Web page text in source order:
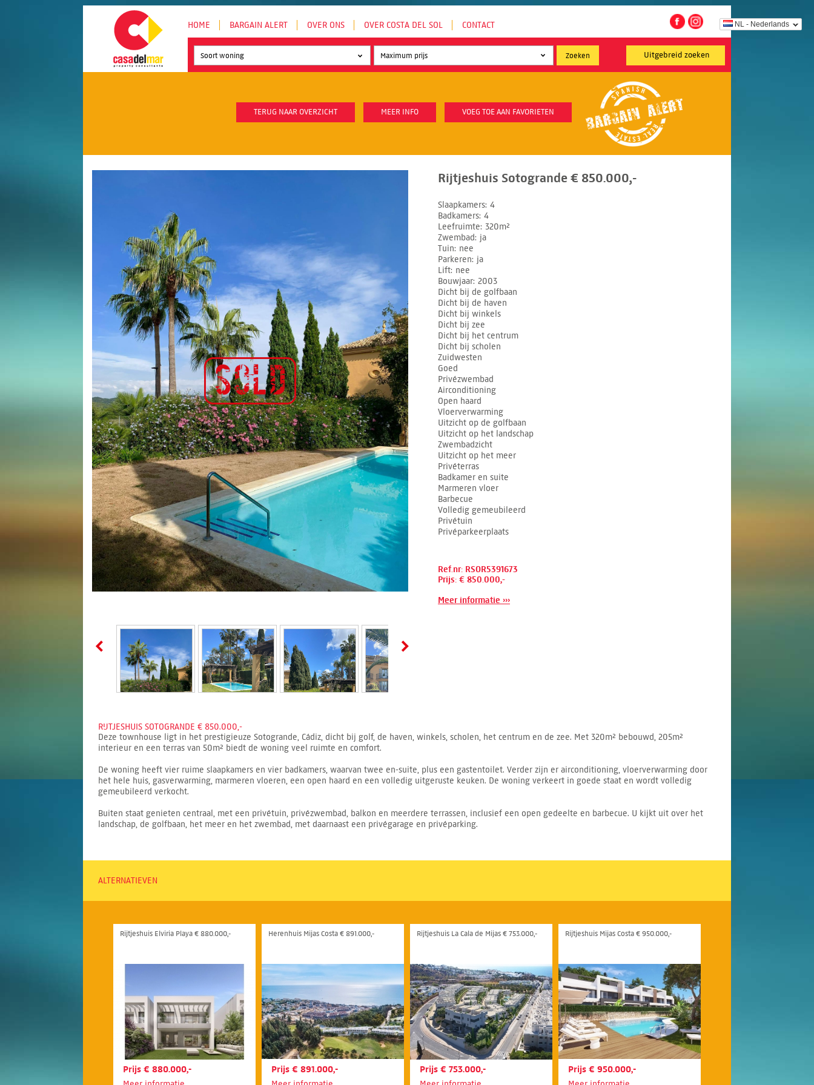
NL - Nederlands
HOME BARGAIN ALERT OVER ONS OVER COSTA DEL SOL CONTACT
Uitgebreid zoeken
Soort woning
TERUG NAAR OVERZICHT MEER INFO VOEG TOE AAN FAVORIETEN
Rijtjeshuis Sotogrande € 850.000,-
Slaapkamers 4
Badkamers 4
Leefruimte 320m²
Zwembad
ja
Tuin nee
Parkeren ja
Lift nee
Bouwjaar 2003
Dicht bij de golfbaan
Dicht bij de haven
Dicht bij winkels
Dicht bij zee
Dicht bij het centrum
Dicht bij scholen
Zuidwesten
Goed
Privézwembad
Airconditioning
Open haard
Vloerverwarming
Uitzicht op de golfbaan
Uitzicht op het landschap
Zwembadzicht
Uitzicht op het meer
Privéterras
Badkamer en suite
Marmeren vloer
Barbecue
Volledig gemeubileerd
Privétuin
Privéparkeerplaats
Ref.nr: RSOR5391673
Prijs: € 850.000,-
Meer informatie ›››
RIJTJESHUIS SOTOGRANDE € 850.000,-
Deze townhouse ligt in het prestigieuze Sotogrande, Cádiz, dicht bij golf, de haven, winkels, scholen, het centrum en de zee. Met 320m² bebouwd, 205m²
interieur en een terras van 50m² biedt de woning veel ruimte en comfort.
De woning heeft vier ruime slaapkamers en vier badkamers, waarvan twee en-suite, plus een gastentoilet. Verder zijn er airconditioning, vloerverwarming door
het hele huis, gasverwarming, marmeren vloeren, een open haard en een volledig uitgeruste keuken. De woning verkeert in goede staat en wordt volledig
gemeubileerd verkocht.
Buiten staat genieten centraal, met een privétuin, privézwembad, balkon en meerdere terrassen, inclusief een open gedeelte en barbecue. U kijkt uit over het
landschap, de golfbaan, het meer en het zwembad, met daarnaast een privégarage en privéparking.
ALTERNATIEVEN
Rijtjeshuis Elviria Playa € 880.000,-
Prijs € 880.000,-
Herenhuis Mijas Costa € 891.000,-
Prijs € 891.000,-
Rijtjeshuis La Cala de Mijas € 753.000,-
Prijs € 753.000,-
Rijtjeshuis Mijas Costa € 950.000,-
Prijs € 950.000,-